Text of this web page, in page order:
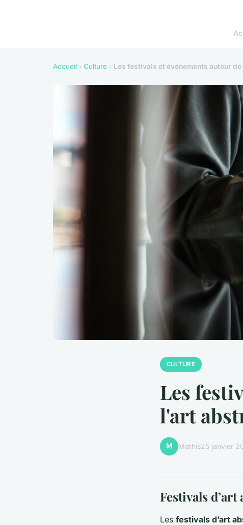
Accueil › Culture › Les festivals et événements autour
CULTURE
Les
l'art
M Mathis25 janvier
Festivals
Les festivals d’art